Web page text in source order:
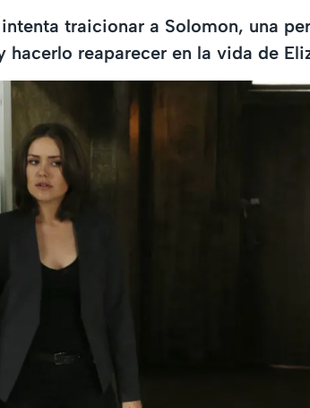
traicionar a Solomon, una
hacerlo reaparecer en la vida de